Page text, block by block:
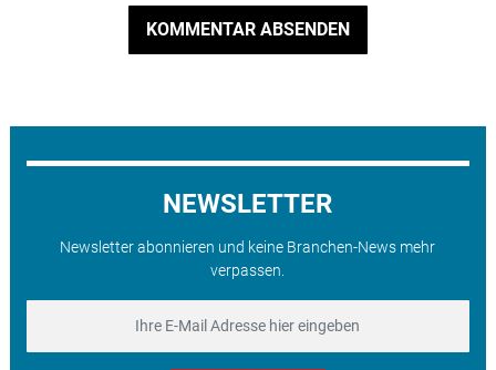
KOMMENTAR ABSENDEN
NEWSLETTER
Newsletter abonnieren und keine Branchen-News mehr
verpassen.